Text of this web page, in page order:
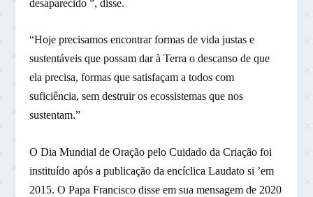
desaparecido ”, disse.
“Hoje precisamos encontrar formas de vida justas e
sustentáveis ​​que possam dar à Terra o descanso de que
ela precisa, formas que satisfaçam a todos com
suficiência, sem destruir os ecossistemas que nos
sustentam.”
O Dia Mundial de Oração pelo Cuidado da Criação foi
instituído após a publicação da encíclica Laudato si ’em
2015. O Papa Francisco disse em sua mensagem de 2020